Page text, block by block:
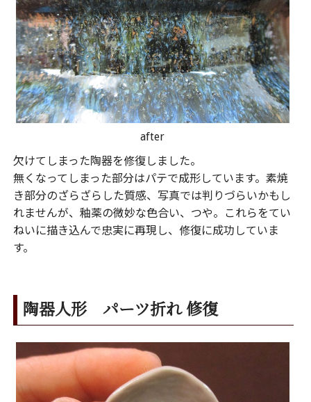
after
欠けてしまった陶器を修復しました。
無くなってしまった部分はパテで成形しています。素焼
き部分のざらざらした質感、写真では判りづらいかもし
れませんが、釉薬の微妙な色合い、つや。これらをてい
ねいに描き込んで忠実に再現し、修復に成功していま
す。
陶器人形 パーツ折れ 修復